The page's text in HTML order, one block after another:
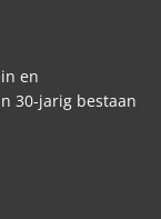
en
30-jarig bestaan